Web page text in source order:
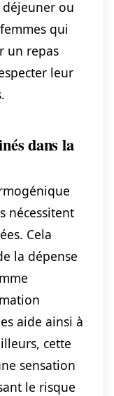
ou
qui
un repas
leur
dans la
nécessitent
Cela
la dépense
aide ainsi à
cette
sensation
le risque